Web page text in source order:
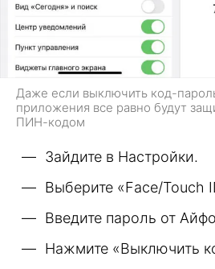
Даже если выключить код-
приложения все равно будут
ПИН-кодом
Зайдите в Настройки.
Выберите «Face/Touch
Введите пароль от
Нажмите «Выключить